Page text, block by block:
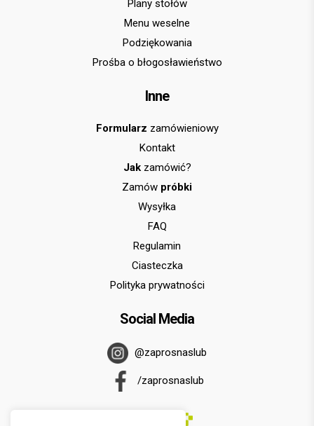
Plany stołów
Menu weselne
Podziękowania
Prośba o błogosławieństwo
Inne
Formularz zamówieniowy
Kontakt
Jakzamówić?
Zamów próbki
Wysyłka
FAQ
Regulamin
Ciasteczka
Polityka prywatności
Social Media
@zaprosnaslub
/zaprosnaslub